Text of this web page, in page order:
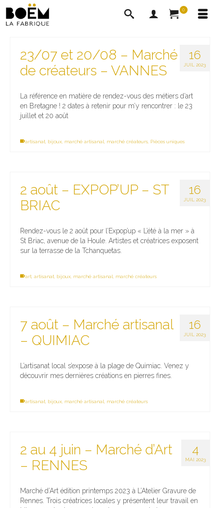
0
16
JUIL 2023
23/07 et 20/08 – Marché
de créateurs – VANNES
La référence en matière de rendez-vous des métiers d’art
en Bretagne ! 2 dates à retenir pour m’y rencontrer : le 23
juillet et 20 août
artisanat bijoux marché artisanal marché créateurs Pièces uniques
16
JUIL 2023
2 août – EXPOP’UP – ST
BRIAC
Rendez-vous le 2 août pour l’Expop’up « L’été à la mer » à
St Briac, avenue de la Houle. Artistes et créatrices exposent
sur la terrasse de la Tchanquetas.
art artisanat bijoux marché artisanal marché créateurs
16
JUIL 2023
7 août – Marché artisanal
– QUIMIAC
L’artisanat local s’expose à la plage de Quimiac. Venez y
découvrir mes dernières créations en pierres fines.
artisanat bijoux marché artisanal marché créateurs
4
MAI 2023
2 au 4 juin – Marché d’Art
– RENNES
Marché d’Art édition printemps 2023 à L’Atelier Gravure de
Rennes. Trois créatrices locales y présentent leur travail en